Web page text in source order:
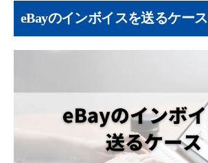
eBayのインボイスを送るケース